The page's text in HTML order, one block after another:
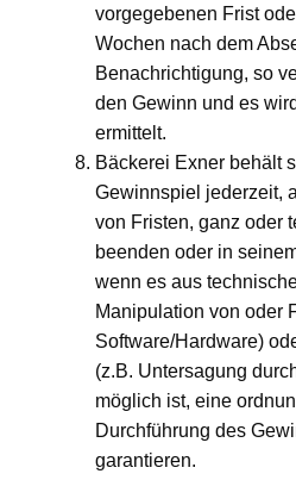
vorgegebenen Frist
Wochen nach dem
Benachrichtigung, so
den Gewinn und es
ermittelt.
Bäckerei Exner behält
Gewinnspiel jederzeit,
von Fristen, ganz oder
beenden oder in
wenn es aus
Manipulation von oder
Software/Hardware)
(z.B. Untersagung
möglich ist, eine
Durchführung des
garantieren.